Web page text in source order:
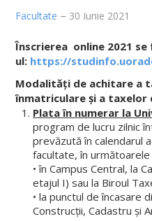
Departamentul Medicină
Departamentul
Departamentul Farmacie
Secretariat
Documente
Alegeri academice
Arhiva (vechiul website)
CERCETARE
Facultate 30 Iunie 2021
Înscrierea online 2021 se
ul: https://
Modalități de achitare a
înmatriculare și a taxelor
Plata în numerar la
program de lucru zilnic
prevăzută în calendarul
facultate, în următoarele
• în Campus Central, la
etajul I) sau la Biroul
• la punctul de încasare
Construcții, Cadastru și